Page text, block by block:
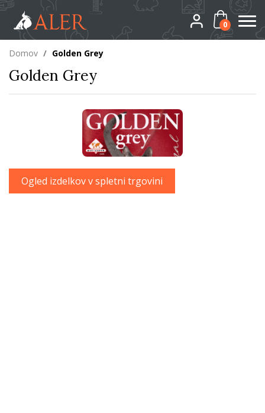
0
Domov / Golden Grey
Golden Grey
Ogled izdelkov v spletni trgovini